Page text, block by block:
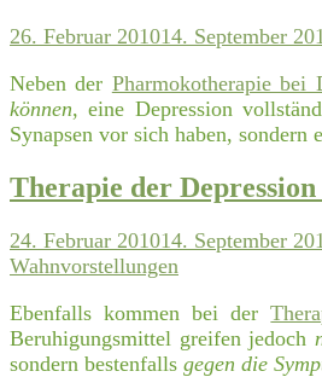
26. Februar 201014. September
Neben der Pharmokotherapie bei
können, eine Depression
Synapsen vor sich haben, sondern
Therapie der
24. Februar 201014. September
Wahnvorstellungen
Ebenfalls kommen bei der
Beruhigungsmittel greifen jedoch
sondern bestenfalls gegen die